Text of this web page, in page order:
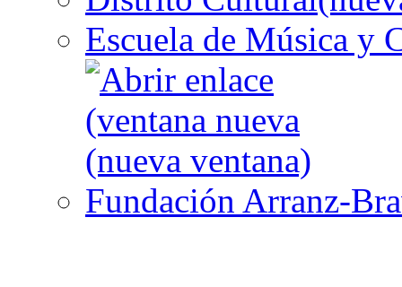
Escuela de Música y
Fundación Arranz-